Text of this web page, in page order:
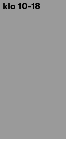
klo 10-18